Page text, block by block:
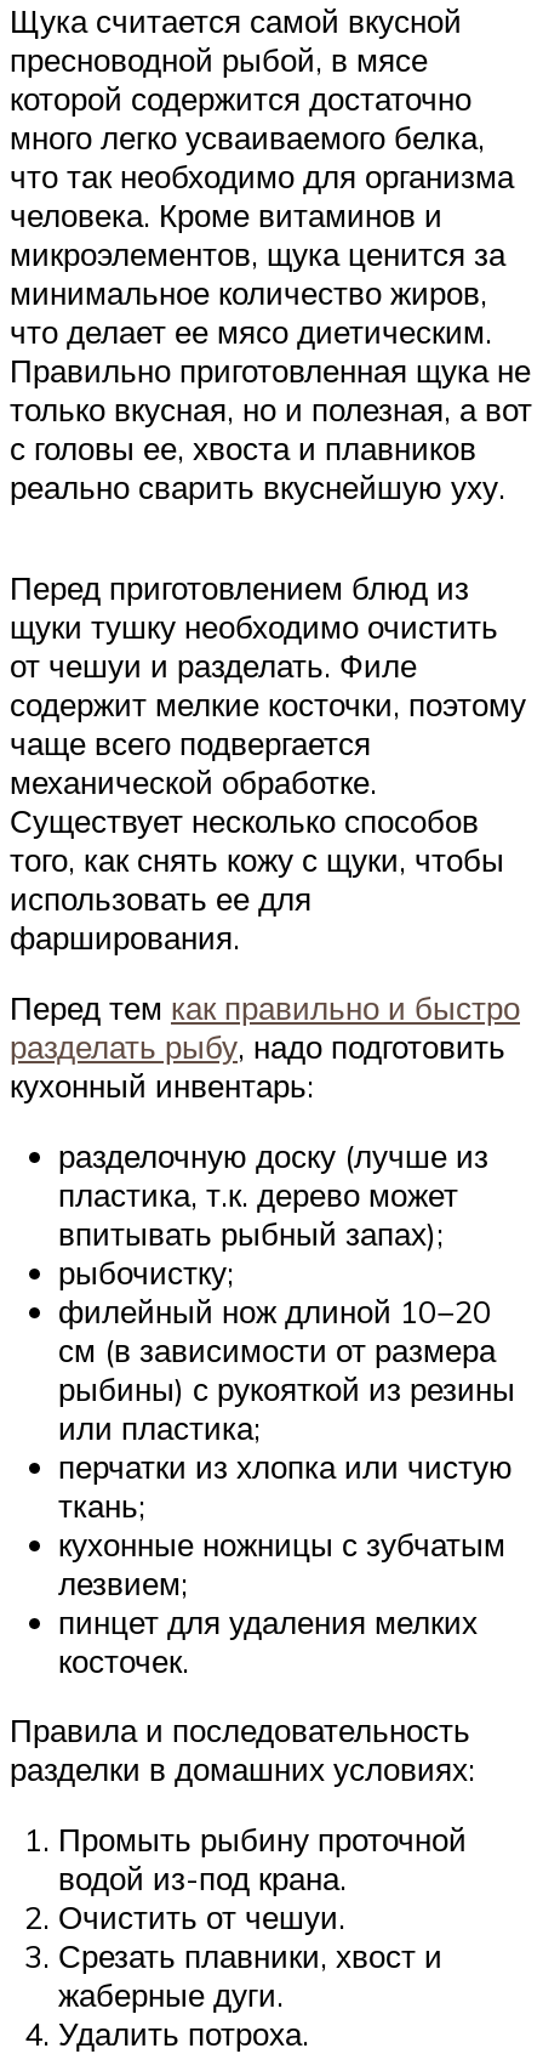
Щука считается самой вкусной
пресноводной рыбой, в мясе
которой содержится достаточно
много легко усваиваемого белка,
что так необходимо для организма
человека. Кроме витаминов и
микроэлементов, щука ценится за
минимальное количество жиров,
что делает ее мясо диетическим.
Правильно приготовленная щука не
только вкусная, но и полезная, а вот
с головы ее, хвоста и плавников
реально сварить вкуснейшую уху.
Перед приготовлением блюд из
щуки тушку необходимо очистить
от чешуи и разделать. Филе
содержит мелкие косточки, поэтому
чаще всего подвергается
механической обработке.
Существует несколько способов
того, как снять кожу с щуки, чтобы
использовать ее для
фарширования.
Перед тем как правильно и быстро
разделать рыбу, надо подготовить
кухонный инвентарь:
разделочную доску (лучше из
пластика, т.к. дерево может
впитывать рыбный запах);
рыбочистку;
филейный нож длиной 10−20
см (в зависимости от размера
рыбины) с рукояткой из резины
или пластика;
перчатки из хлопка или чистую
ткань;
кухонные ножницы с зубчатым
лезвием;
пинцет для удаления мелких
косточек.
Правила и последовательность
разделки в домашних условиях:
Промыть рыбину проточной
водой из-под крана.
Очистить от чешуи.
Срезать плавники, хвост и
жаберные дуги.
Удалить потроха.